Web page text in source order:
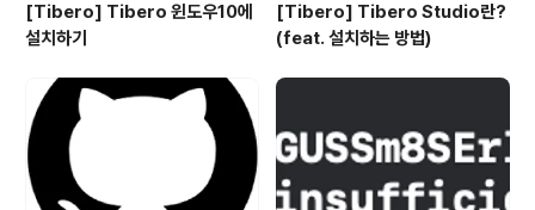
[Tibero] Tibero 윈도우10에
설치하기
[Tibero] Tibero Studio란?
(feat. 설치하는 방법)